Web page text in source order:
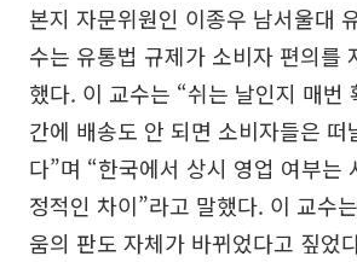
본지 자문위원인 이종우 남서울대
수는 유통법 규제가 소비자 편의를
했다. 이 교수는 “쉬는 날인지 매번
간에 배송도 안 되면 소비자들은 떠
다”며 “한국에서 상시 영업 여부는
정적인 차이”라고 말했다. 이 교수
움의 판도 자체가 바뀌었다고 짚었